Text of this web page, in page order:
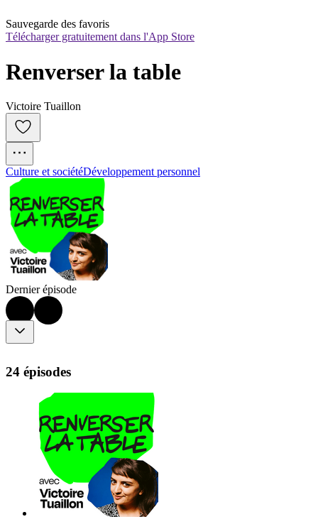
Sauvegarde des favoris
Télécharger gratuitement dans l'App Store
Renverser la table
Victoire Tuaillon
Culture et sociétéDéveloppement personnel
Dernier épisode
24 épisodes